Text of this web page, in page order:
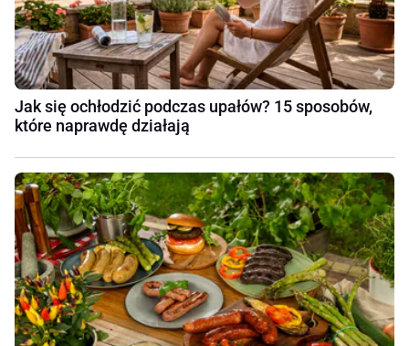
Jak się ochłodzić podczas upałów? 15 sposobów,
które naprawdę działają